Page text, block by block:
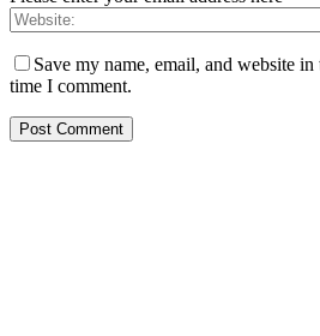
Save my name, email, and website
time I comment.